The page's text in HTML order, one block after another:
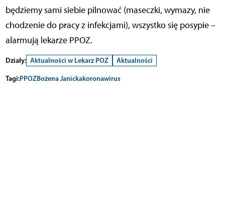
będziemy sami siebie pilnować (maseczki, wymazy, nie
chodzenie do pracy z infekcjami), wszystko się posypie –
alarmują lekarze PPOZ.
Działy: Aktualności w Lekarz POZ
Aktualności
Tagi:PPOZBożena Janickakoronawirus